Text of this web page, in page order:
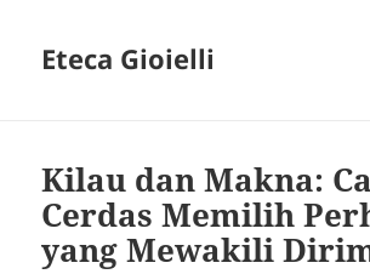
Eteca Gioielli
Kilau dan Makna:
Cerdas Memilih
yang Mewakili